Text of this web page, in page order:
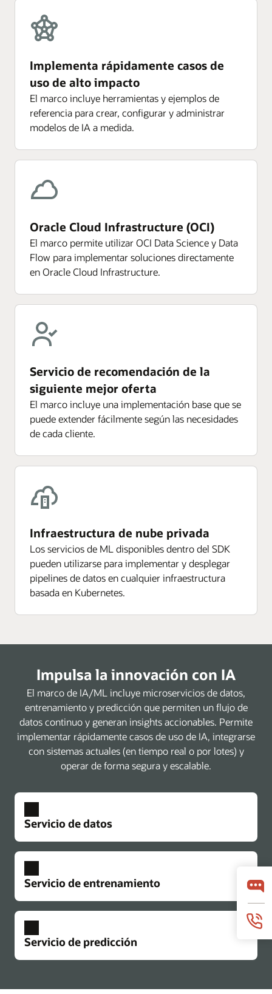
Implementa rápidamente casos de
uso de alto impacto
El marco incluye herramientas y ejemplos de
referencia para crear, configurar y administrar
modelos de IA a medida.
Oracle Cloud Infrastructure (OCI)
El marco permite utilizar OCI Data Science y Data
Flow para implementar soluciones directamente
en Oracle Cloud Infrastructure.
Servicio de recomendación de la
siguiente mejor oferta
El marco incluye una implementación base que se
puede extender fácilmente según las necesidades
de cada cliente.
Infraestructura de nube privada
Los servicios de ML disponibles dentro del SDK
pueden utilizarse para implementar y desplegar
pipelines de datos en cualquier infraestructura
basada en Kubernetes.
Impulsa la innovación con IA
El marco de IA/ML incluye microservicios de datos,
entrenamiento y predicción que permiten un flujo de
datos continuo y generan insights accionables. Permite
implementar rápidamente casos de uso de IA, integrarse
con sistemas actuales (en tiempo real o por lotes) y
operar de forma segura y escalable.
Servicio de datos
Servicio de entrenamiento
Servicio de predicción